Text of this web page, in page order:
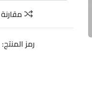
مقارنة
رمز المنتج: